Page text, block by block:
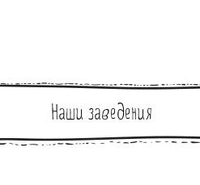
Наши заведения